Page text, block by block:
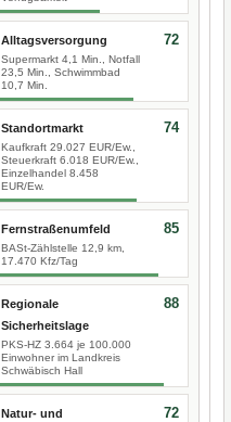
Alltagsversorgung
Supermarkt 4,1 Min., Notfall
23,5 Min., Schwimmbad
10,7 Min.
72
Standortmarkt
Kaufkraft 29.027 EUR/Ew.,
Steuerkraft 6.018 EUR/Ew.,
Einzelhandel 8.458
EUR/Ew.
74
Fernstraßenumfeld
BASt-Zählstelle 12,9 km,
17.470 Kfz/Tag
85
Regionale
Sicherheitslage
PKS-HZ 3.664 je 100.000
Einwohner im Landkreis
Schwäbisch Hall
88
Natur- und
72